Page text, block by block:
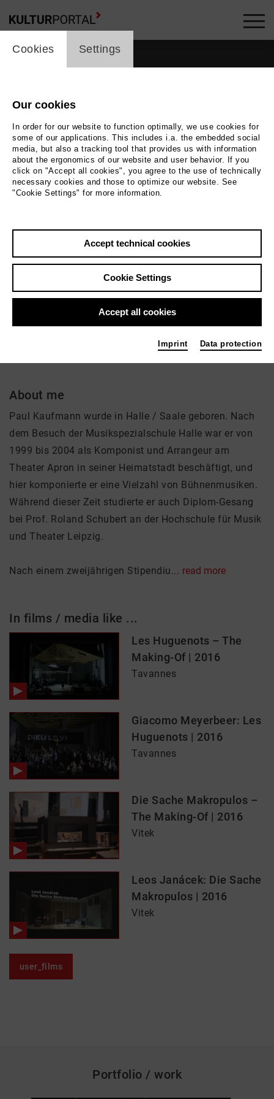
Paul Kaufmann
Music, Theatre
Active in the network
About me
Paul Kaufmann wurde in Halle / Saale geboren. Nach
dem Besuch der Musikspezialschule Halle war er von
1999 bis 2004 als Komponist und Arrangeur am
Theater Apron in seiner Heimatstadt beschäftigt, und
hier komponierte er eine Vielzahl von Bühnenmusiken.
Während dieser Zeit studierte er auch Diplom-Gesang
bei Prof. Roland Schubert an der Hochschule für Musik
und Theater Leipzig.
Nach einem zweijährigen Stipendiu... read more
In films / media like ...
Les Huguenots – The
Making-Of | 2016
Tavannes
Giacomo Meyerbeer: Les
Huguenots | 2016
Tavannes
Die Sache Makropulos –
The Making-Of | 2016
Vitek
Leos Janácek: Die Sache
Makropulos | 2016
Vitek
user_films
Portfolio / work
cookie_layer
Cookies Settings
Our cookies
In order for our website to function optimally, we use cookies for
some of our applications. This includes i.a. the embedded social
media, but also a tracking tool that provides us with information
about the ergonomics of our website and user behavior. If you
click on "Accept all cookies", you agree to the use of technically
necessary cookies and those to optimize our website. See
"Cookie Settings" for more information.
Accept technical cookies
Cookie Settings
Accept all cookies
Imprint Data protection